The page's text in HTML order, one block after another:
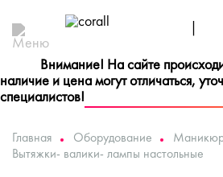
Внимание! На сайте
наличие и цена могут отличаться,
специалистов!
Главная Оборудование
Вытяжки- валики- лампы настольные